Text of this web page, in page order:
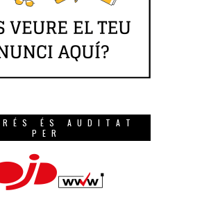
ÉS AUDITAT
PER